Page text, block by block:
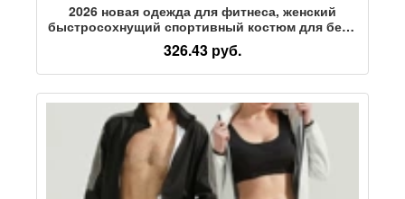
2026 новая одежда для фитнеса, женский
быстросохнущий спортивный костюм для бега,
летний утренний бег на открытом воздухе,
тренажерный зал для похудения, одежда для
йоги
326.43 руб.